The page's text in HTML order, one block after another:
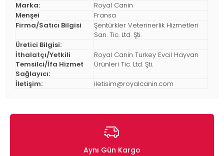
Marka:
Royal Canin
Menşei
Fransa
Firma/Satıcı Bilgisi
Şentürkler Veterinerlik Hizmetleri
San. Tic. Ltd. Şti.
Üretici Bilgisi:
İthalatçı/Yetkili
Temsilci/İfa Hizmet
Sağlayıcı:
Royal Canin Turkey Evcil Hayvan
Ürünleri Tic. Ltd. Şti.
İletişim: iletisim@royalcanin.com
Aynı Gün Kargo